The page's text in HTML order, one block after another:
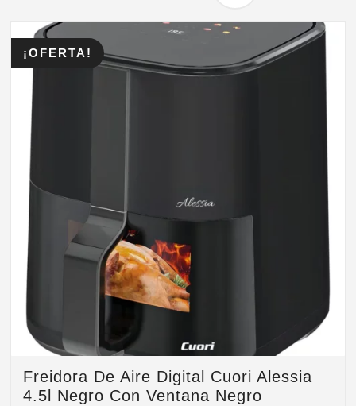
¡OFERTA!
Freidora De Aire Digital Cuori Alessia
4.5l Negro Con Ventana Negro